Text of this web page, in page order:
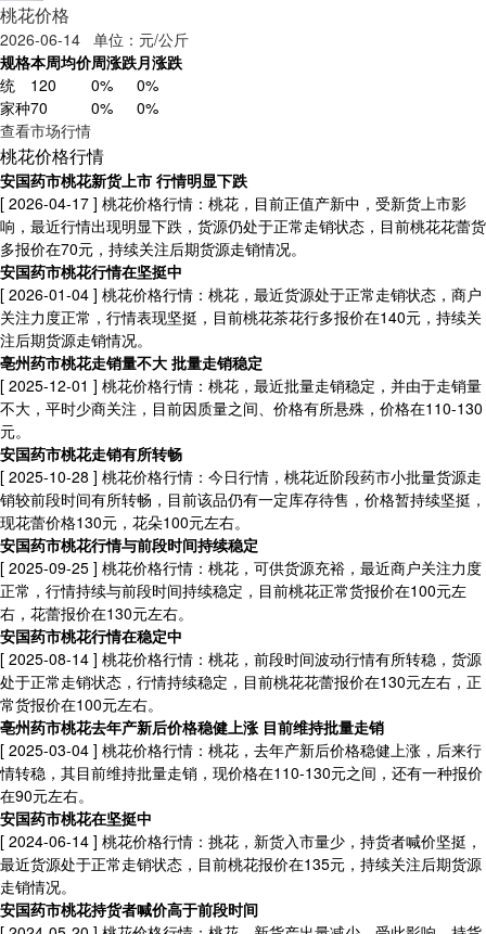
桃花价格
2026-06-14 单位：元/公斤
规格本周均价周涨跌月涨跌
统
120 0%
0%
家种70 0%
0%
查看市场行情
桃花价格行情
安国药市桃花新货上市 行情明显下跌
[ 2026-04-17 ] 桃花价格行情：桃花，目前正值产新中，受新货上市影
响，最近行情出现明显下跌，货源仍处于正常走销状态，目前桃花花蕾货
多报价在70元，持续关注后期货源走销情况。
安国药市桃花行情在坚挺中
[ 2026-01-04 ] 桃花价格行情：桃花，最近货源处于正常走销状态，商户
关注力度正常，行情表现坚挺，目前桃花茶花行多报价在140元，持续关
注后期货源走销情况。
亳州药市桃花走销量不大 批量走销稳定
[ 2025-12-01 ] 桃花价格行情：桃花，最近批量走销稳定，并由于走销量
不大，平时少商关注，目前因质量之间、价格有所悬殊，价格在110-130
元。
安国药市桃花走销有所转畅
[ 2025-10-28 ] 桃花价格行情：今日行情，桃花近阶段药市小批量货源走
销较前段时间有所转畅，目前该品仍有一定库存待售，价格暂持续坚挺，
现花蕾价格130元，花朵100元左右。
安国药市桃花行情与前段时间持续稳定
[ 2025-09-25 ] 桃花价格行情：桃花，可供货源充裕，最近商户关注力度
正常，行情持续与前段时间持续稳定，目前桃花正常货报价在100元左
右，花蕾报价在130元左右。
安国药市桃花行情在稳定中
[ 2025-08-14 ] 桃花价格行情：桃花，前段时间波动行情有所转稳，货源
处于正常走销状态，行情持续稳定，目前桃花花蕾报价在130元左右，正
常货报价在100元左右。
亳州药市桃花去年产新后价格稳健上涨 目前维持批量走销
[ 2025-03-04 ] 桃花价格行情：桃花，去年产新后价格稳健上涨，后来行
情转稳，其目前维持批量走销，现价格在110-130元之间，还有一种报价
在90元左右。
安国药市桃花在坚挺中
[ 2024-06-14 ] 桃花价格行情：挑花，新货入市量少，持货者喊价坚挺，
最近货源处于正常走销状态，目前桃花报价在135元，持续关注后期货源
走销情况。
安国药市桃花持货者喊价高于前段时间